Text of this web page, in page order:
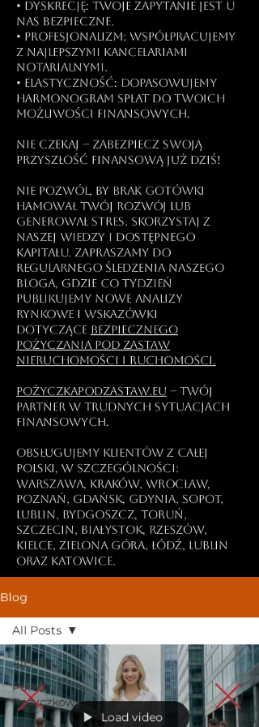
• Dyskrecję: Twoje zapytanie jest u
nas bezpieczne.
• Profesjonalizm: Współpracujemy
z najlepszymi kancelariami
notarialnymi.
• Elastyczność: Dopasowujemy
harmonogram spłat do Twoich
możliwości finansowych.
Nie czekaj – zabezpiecz swoją
przyszłość finansową już dziś​!
Nie pozwól, by brak gotówki
hamował Twój rozwój lub
generował stres. Skorzystaj z
naszej wiedzy i dostępnego
kapitału. Zapraszamy do
regularnego śledzenia naszego
bloga, gdzie co tydzień
publikujemy nowe analizy
rynkowe i wskazówki
dotyczące bezpiecznego
pożyczania pod zastaw
nieruchomości i ruchomości.
PożyczkaPodZastaw.eu – Twój
partner w trudnych sytuacjach
finansowych.
Obsługujemy klientów z całej
Polski, w szczególności:
Warszawa, Kraków, Wrocław,
Poznań, Gdańsk, Gdynia, Sopot,
Lublin, Bydgoszcz, Toruń,
Szczecin, Białystok, Rzeszów,
Kielce, Zielona Góra, Łódź, Lublin
oraz Katowice.
Blog
All Posts
Poradnik
Pożyczkowy
All Posts
Load video